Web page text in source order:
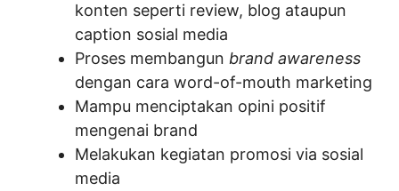
konten seperti review, blog ataupun
caption sosial media
Proses membangun brand awareness
dengan cara word-of-mouth marketing
Mampu menciptakan opini positif
mengenai brand
Melakukan kegiatan promosi via sosial
media